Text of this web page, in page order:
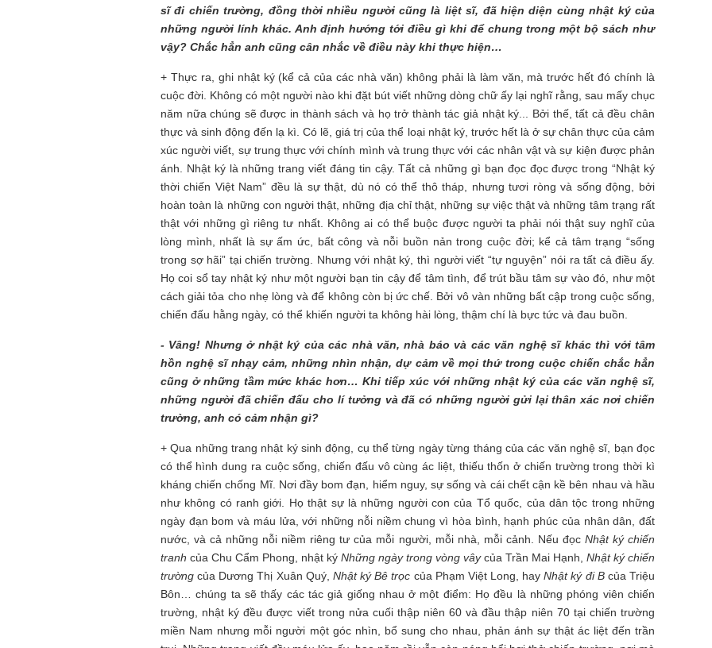
sĩ đi chiến trường, đồng thời nhiều người cũng là liệt sĩ, đã hiện diện cùng nhật ký của
những người lính khác. Anh định hướng tới điều gì khi để chung trong một bộ sách như
vậy? Chắc hẳn anh cũng cân nhắc về điều này khi thực hiện…
+ Thực ra, ghi nhật ký (kể cả của các nhà văn) không phải là làm văn, mà trước hết đó chính là
cuộc đời. Không có một người nào khi đặt bút viết những dòng chữ ấy lại nghĩ rằng, sau mấy chục
năm nữa chúng sẽ được in thành sách và họ trở thành tác giả nhật ký... Bởi thế, tất cả đều chân
thực và sinh động đến lạ kì. Có lẽ, giá trị của thể loại nhật ký, trước hết là ở sự chân thực của cảm
xúc người viết, sự trung thực với chính mình và trung thực với các nhân vật và sự kiện được phản
ánh. Nhật ký là những trang viết đáng tin cậy. Tất cả những gì bạn đọc đọc được trong “Nhật ký
thời chiến Việt Nam” đều là sự thật, dù nó có thể thô tháp, nhưng tươi ròng và sống động, bởi
hoàn toàn là những con người thật, những địa chỉ thật, những sự việc thật và những tâm trạng rất
thật với những gì riêng tư nhất. Không ai có thể buộc được người ta phải nói thật suy nghĩ của
lòng mình, nhất là sự ấm ức, bất công và nỗi buồn nản trong cuộc đời; kể cả tâm trạng “sống
trong sợ hãi” tại chiến trường. Nhưng với nhật ký, thì người viết “tự nguyện” nói ra tất cả điều ấy.
Họ coi sổ tay nhật ký như một người bạn tin cậy để tâm tình, để trút bầu tâm sự vào đó, như một
cách giải tỏa cho nhẹ lòng và để không còn bị ức chế. Bởi vô vàn những bất cập trong cuộc sống,
chiến đấu hằng ngày, có thể khiến người ta không hài lòng, thậm chí là bực tức và đau buồn.
- Vâng! Nhưng ở nhật ký của các nhà văn, nhà báo và các văn nghệ sĩ khác thì với tâm
hồn nghệ sĩ nhạy cảm, những nhìn nhận, dự cảm về mọi thứ trong cuộc chiến chắc hẳn
cũng ở những tầm mức khác hơn… Khi tiếp xúc với những nhật ký của các văn nghệ sĩ,
những người đã chiến đấu cho lí tưởng và đã có những người gửi lại thân xác nơi chiến
trường, anh có cảm nhận gì?
+ Qua những trang nhật ký sinh động, cụ thể từng ngày từng tháng của các văn nghệ sĩ, bạn đọc
có thể hình dung ra cuộc sống, chiến đấu vô cùng ác liệt, thiếu thốn ở chiến trường trong thời kì
kháng chiến chống Mĩ. Nơi đầy bom đạn, hiểm nguy, sự sống và cái chết cận kề bên nhau và hầu
như không có ranh giới. Họ thật sự là những người con của Tổ quốc, của dân tộc trong những
ngày đạn bom và máu lửa, với những nỗi niềm chung vì hòa bình, hạnh phúc của nhân dân, đất
nước, và cả những nỗi niềm riêng tư của mỗi người, mỗi nhà, mỗi cảnh. Nếu đọc Nhật ký chiến
tranh của Chu Cẩm Phong, nhật ký Những ngày trong vòng vâycủa Trần Mai Hạnh, Nhật ký chiến
trường của Dương Thị Xuân Quý, Nhật ký Bê trọc của Phạm Việt Long, hayNhật ký đi Bcủa Triệu
Bôn… chúng ta sẽ thấy các tác giả giống nhau ở một điểm: Họ đều là những phóng viên chiến
trường, nhật ký đều được viết trong nửa cuối thập niên 60 và đầu thập niên 70 tại chiến trường
miền Nam nhưng mỗi người một góc nhìn, bổ sung cho nhau, phản ánh sự thật ác liệt đến trần